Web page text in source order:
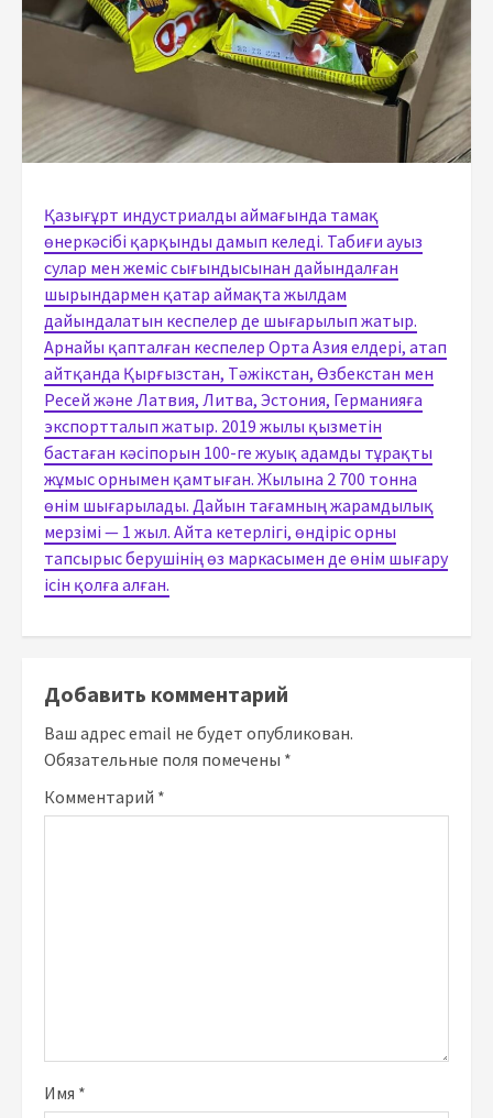
Қазығұрт индустриалды аймағында тамақ
өнеркәсібі қарқынды дамып келеді. Табиғи ауыз
сулар мен жеміс сығындысынан дайындалған
шырындармен қатар аймақта жылдам
дайындалатын кеспелер де шығарылып жатыр.
Арнайы қапталған кеспелер Орта Азия елдері, атап
айтқанда Қырғызстан, Тәжікстан, Өзбекстан мен
Ресей және Латвия, Литва, Эстония, Германияға
экспортталып жатыр. 2019 жылы қызметін
бастаған кәсіпорын 100-ге жуық адамды тұрақты
жұмыс орнымен қамтыған. Жылына 2 700 тонна
өнім шығарылады. Дайын тағамның жарамдылық
мерзімі — 1 жыл. Айта кетерлігі, өндіріс орны
тапсырыс берушінің өз маркасымен де өнім шығару
ісін қолға алған.
Добавить комментарий
Ваш адрес email не будет опубликован.
Обязательные поля помечены *
Комментарий *
Имя *